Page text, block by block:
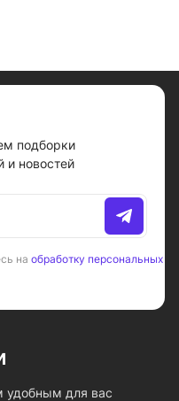
подборки
и новостей
на обработку персональных
удобным для вас